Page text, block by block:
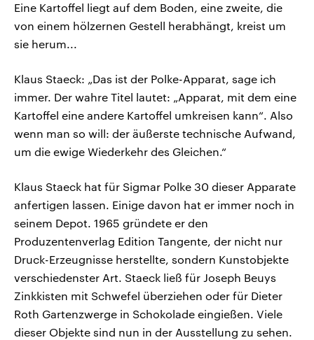
Eine Kartoffel liegt auf dem Boden, eine zweite, die
von einem hölzernen Gestell herabhängt, kreist um
sie herum...
Klaus Staeck: „Das ist der Polke-Apparat, sage ich
immer. Der wahre Titel lautet: „Apparat, mit dem eine
Kartoffel eine andere Kartoffel umkreisen kann“. Also
wenn man so will: der äußerste technische Aufwand,
um die ewige Wiederkehr des Gleichen.“
Klaus Staeck hat für Sigmar Polke 30 dieser Apparate
anfertigen lassen. Einige davon hat er immer noch in
seinem Depot. 1965 gründete er den
Produzentenverlag Edition Tangente, der nicht nur
Druck-Erzeugnisse herstellte, sondern Kunstobjekte
verschiedenster Art. Staeck ließ für Joseph Beuys
Zinkkisten mit Schwefel überziehen oder für Dieter
Roth Gartenzwerge in Schokolade eingießen. Viele
dieser Objekte sind nun in der Ausstellung zu sehen.